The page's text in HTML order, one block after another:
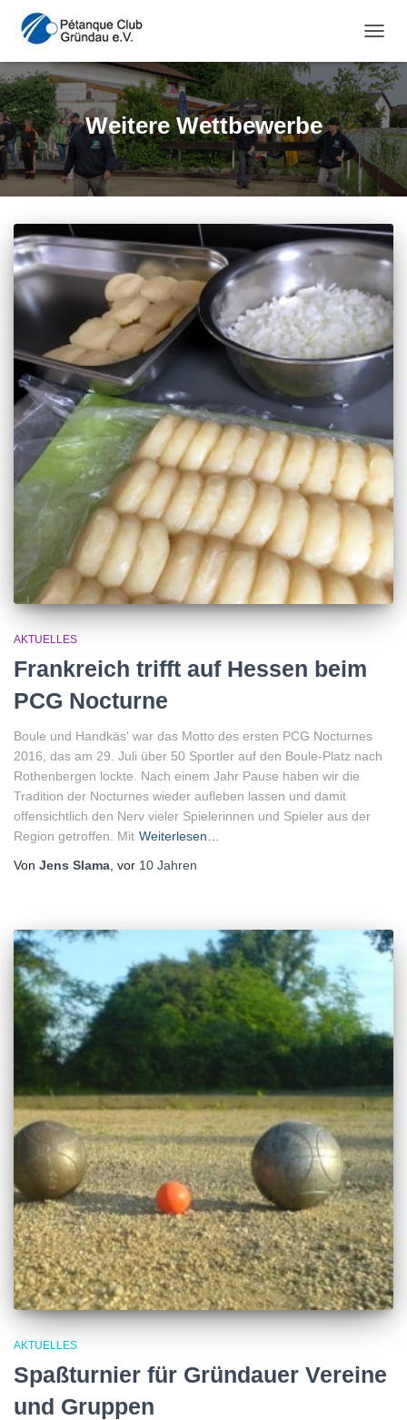
Weitere Wettbewerbe
AKTUELLES
Frankreich trifft auf Hessen beim
PCG Nocturne
Boule und Handkäs‘ war das Motto des ersten PCG Nocturnes
2016, das am 29. Juli über 50 Sportler auf den Boule-Platz nach
Rothenbergen lockte. Nach einem Jahr Pause haben wir die
Tradition der Nocturnes wieder aufleben lassen und damit
offensichtlich den Nerv vieler Spielerinnen und Spieler aus der
Region getroffen. Mit Weiterlesen…
Von Jens Slama , vor 10 Jahren
AKTUELLES
Spaßturnier für Gründauer Vereine
und Gruppen